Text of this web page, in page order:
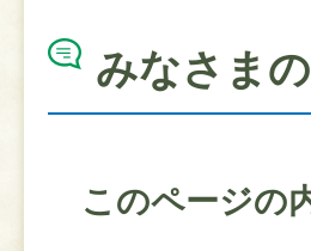
みなさま
このページの